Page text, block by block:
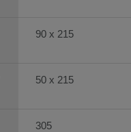
90 x 215
50 x 215
305